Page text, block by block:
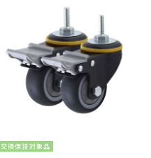
交換保証対象品